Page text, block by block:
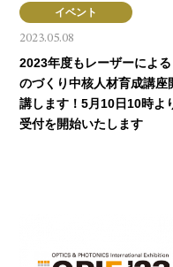
イベント
2023.05.08
2023年度もレーザーによる
のづくり中核人材育成講座
講します！5月10日10時よ
受付を開始いたします